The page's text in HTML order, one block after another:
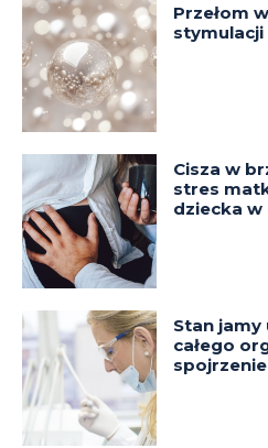
Przełom
Cisza w
stres
dziecka w
Stan
całego